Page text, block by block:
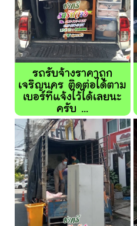
รถรับจ้างราคาถูก
เจริญนคร ติดต่อได้ตาม
เบอร์ที่แจ้งไว้ได้เลยนะ
ครับ ...